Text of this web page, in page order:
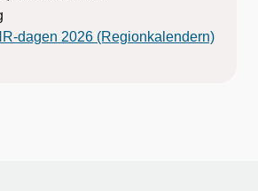
dagen 2026 (Regionkalendern)